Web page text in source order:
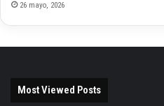
26 mayo, 2026
Most Viewed Posts